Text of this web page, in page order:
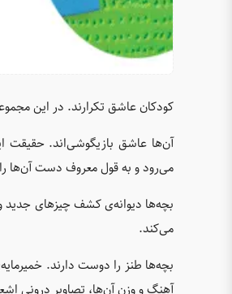
کودکان عاشق تکرارند. در این
آن‌ها عاشق بازیگوشی‌اند. حقیقت
می‌رود و به قول معروف دست آن‌ها
بچه‌ها دیوانه‌ی کشف چیزهای جدید
می‌کند.
بچه‌ها طنز را دوست دارند.